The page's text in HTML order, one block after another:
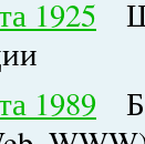
1925
1989